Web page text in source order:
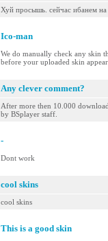
Хуй просышь. сейчас ибанем на
Ico-man
We do manually check any skin
before your uploaded skin
Any clever comment?
After more then 10.000
by BSplayer staff.
-
Dont work
cool skins
cool skins
This is a good skin